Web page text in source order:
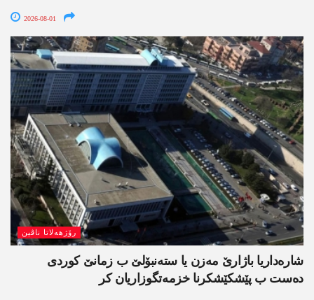
2026-08-01
رۆژھەلاتا ناڤین
شارەداریا باژارێ مەزن یا ستەنبۆلێ ب زمانێ کوردی
دەست ب پێشکێشکرنا خزمەتگوزاریان کر